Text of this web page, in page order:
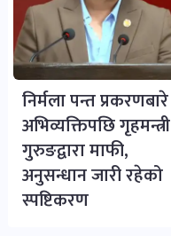
निर्मला पन्त प्रकरणबारे
अभिव्यक्तिपछि गृहमन्त्री
गुरुङद्वारा माफी,
अनुसन्धान जारी रहेको
स्पष्टिकरण